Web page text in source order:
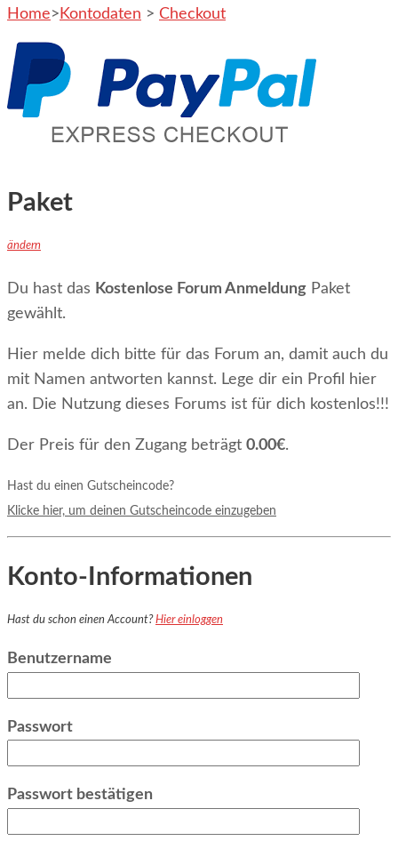
Home> Kontodaten > Checkout
Paket
ändern
Du hast das Kostenlose Forum Anmeldung Paket
gewählt.
Hier melde dich bitte für das Forum an, damit auch du
mit Namen antworten kannst. Lege dir ein Profil hier
an. Die Nutzung dieses Forums ist für dich kostenlos!!!
Der Preis für den Zugang beträgt 0.00€.
Hast du einen Gutscheincode?
Klicke hier, um deinen Gutscheincode einzugeben
Konto-Informationen
Hast du schon einen Account?Hier einloggen
Benutzername
Passwort
Passwort bestätigen